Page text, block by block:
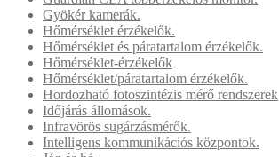
Gyökér kamerák.
Hőmérséklet érzékelők.
Hőmérséklet és páratartalom érzékelők.
Hőmérséklet-érzékelők
Hőmérséklet/páratartalom érzékelők.
Hordozható fotoszintézis mérő rendszerek
Időjárás állomások.
Infravörös sugárzásmérők.
Intelligens kommunikációs központok.